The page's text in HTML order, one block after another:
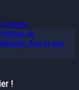
étages
de
Avis et avis
!